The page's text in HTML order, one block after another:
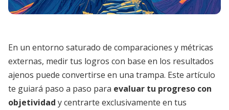
En un entorno saturado de comparaciones y métricas
externas, medir tus logros con base en los resultados
ajenos puede convertirse en una trampa. Este artículo
te guiará paso a paso para evaluar tu progreso con
objetividad y centrarte exclusivamente en tus